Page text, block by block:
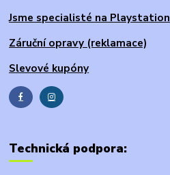
Jsme specialisté na Playstation
Záruční opravy (reklamace)
Slevové kupóny
Technická podpora: